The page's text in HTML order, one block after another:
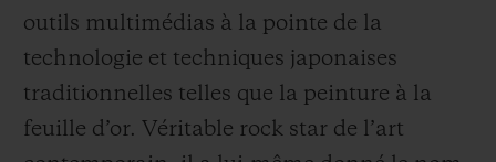
outils multimédias à la pointe de la
technologie et techniques japonaises
traditionnelles telles que la peinture à la
feuille d’or. Véritable rock star de l’art